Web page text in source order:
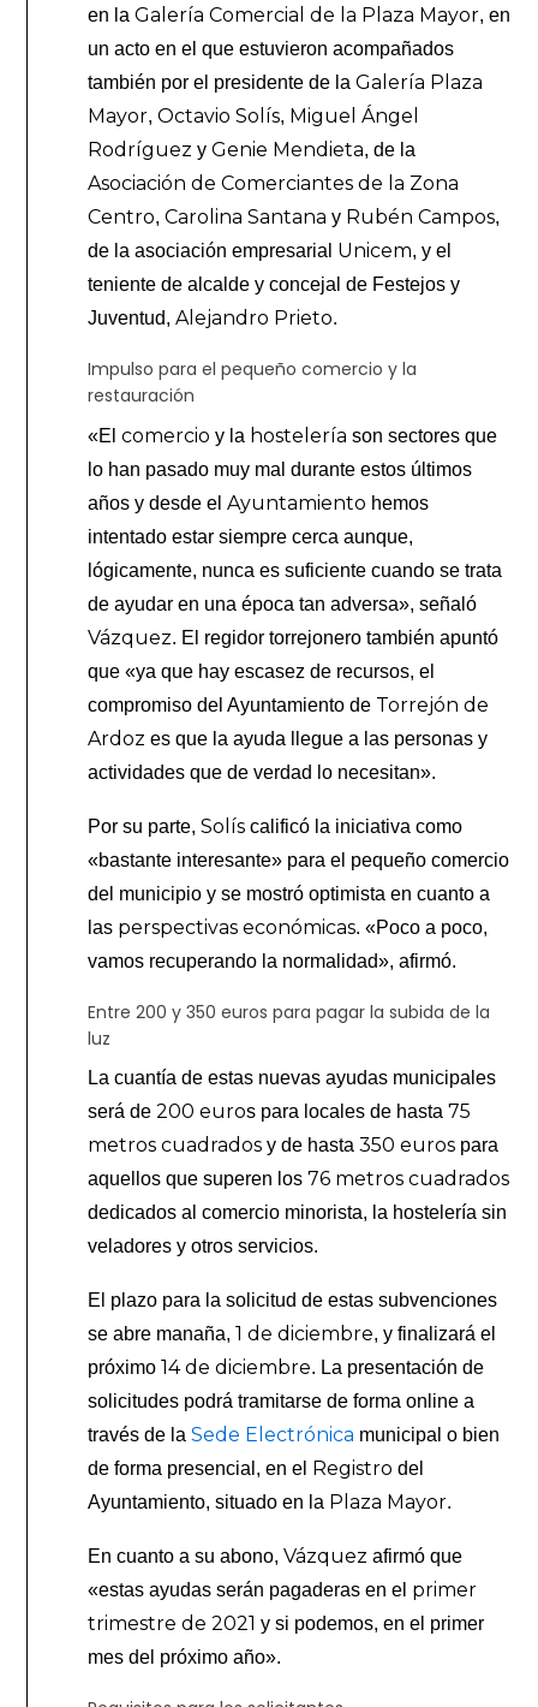
en laGalería Comercial de la Plaza Mayor, en
un acto en el que estuvieron acompañados
también por el presidente de laGalería Plaza
Mayor,Octavio Solís, Miguel Ángel
Rodríguez yGenie Mendieta, de la
Asociación de Comerciantes de la Zona
Centro,Carolina Santana y Rubén Campos,
de la asociación empresarial Unicem, y el
teniente de alcalde y concejal de Festejos y
Juventud,Alejandro Prieto.
Impulso para el pequeño comercio y la
restauración
«Elcomercio y la hostelería son sectores que
lo han pasado muy mal durante estos últimos
años y desde elAyuntamiento hemos
intentado estar siempre cerca aunque,
lógicamente, nunca es suficiente cuando se trata
de ayudar en una época tan adversa», señaló
Vázquez. El regidor torrejonero también apuntó
que «ya que hay escasez de recursos, el
compromiso del Ayuntamiento de Torrejón de
Ardoz es que la ayuda llegue a las personas y
actividades que de verdad lo necesitan».
Por su parte,Solís calificó la iniciativa como
«bastante interesante» para el pequeño comercio
del municipio y se mostró optimista en cuanto a
las perspectivas económicas. «Poco a poco,
vamos recuperando la normalidad», afirmó.
Entre 200 y 350 euros para pagar la subida de la
luz
La cuantía de estas nuevas ayudas municipales
será de200 euros para locales de hasta75
metros cuadrados y de hasta 350 euros para
aquellos que superen los76 metros cuadrados
dedicados al comercio minorista, la hostelería sin
veladores y otros servicios.
El plazo para la solicitud de estas subvenciones
se abre manaña, 1 de diciembre, y finalizará el
próximo14 de diciembre. La presentación de
solicitudes podrá tramitarse de forma online a
través de laSede Electrónica municipal o bien
de forma presencial, en el Registro del
Ayuntamiento, situado en la Plaza Mayor.
En cuanto a su abono,Vázquez afirmó que
«estas ayudas serán pagaderas en el primer
trimestre de 2021 y si podemos, en el primer
mes del próximo año».